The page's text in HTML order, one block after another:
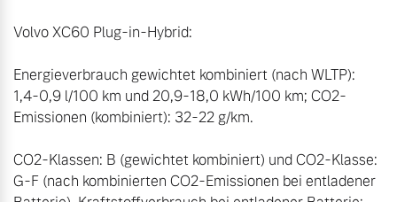
Volvo XC60 Plug-in-Hybrid:
Energieverbrauch gewichtet kombiniert (nach WLTP):
1,4-0,9 l/100 km und 20,9-18,0 kWh/100 km; CO2-
Emissionen (kombiniert): 32-22 g/km.
CO2-Klassen: B (gewichtet kombiniert) und CO2-Klasse:
G-F (nach kombinierten CO2-Emissionen bei entladener